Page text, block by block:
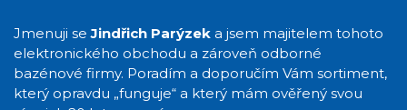
Jmenuji seJindřich Parýzek a jsem majitelem tohoto
elektronického obchodu a zároveň odborné
bazénové firmy. Poradím a doporučím Vám sortiment,
který opravdu „funguje“ a který mám ověřený svou